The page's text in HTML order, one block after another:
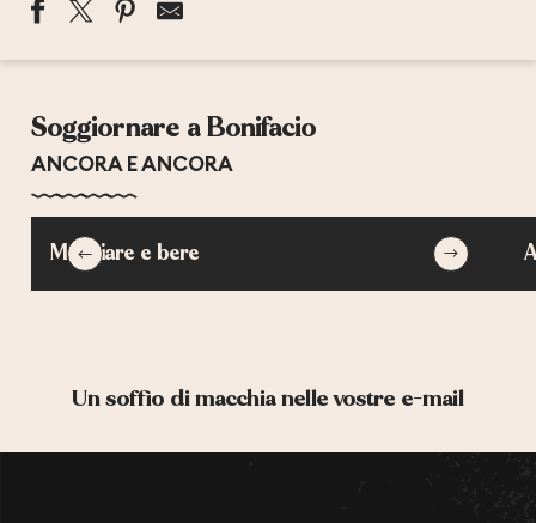
EXPOSITION DE L'ARTISTE TANI TELAS
BIENNALE INTERNATIONALE DE BONIFACIO DES ARTS
LES JEUDIS POLYPHONIQUES DE BONIFACIO
EXPOSITION NIMU DORMI - BIENNALE DE RENAVA
CONCERT AIRS SACRÉS ET OPÉRA
Soggiornare a Bonifacio
ANCORA E ANCORA
Mangiare e bere
Un soffio di macchia nelle vostre e-mail